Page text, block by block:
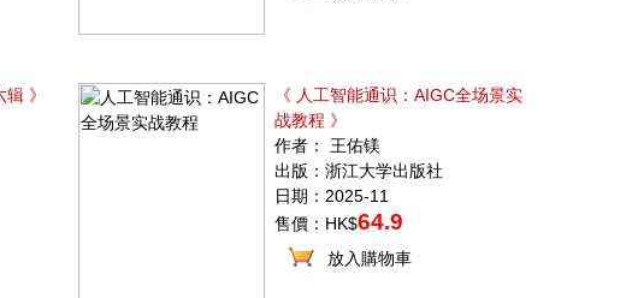
》
《 人工智能通识：AIGC全场景实
战教程 》
作者： 王佑镁
出版：浙江大学出版社
日期：2025-11
售價：HK$64.9
放入購物車